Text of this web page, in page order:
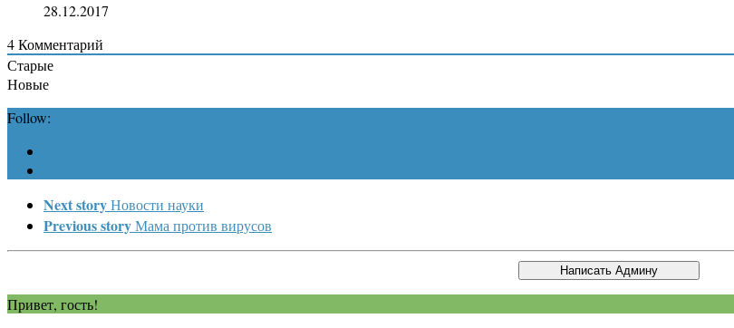
28.12.2017
4Комментарий
Старые
Новые
Follow:
Next storyНовости науки
Previous storyМама против вирусов
Привет, гость!